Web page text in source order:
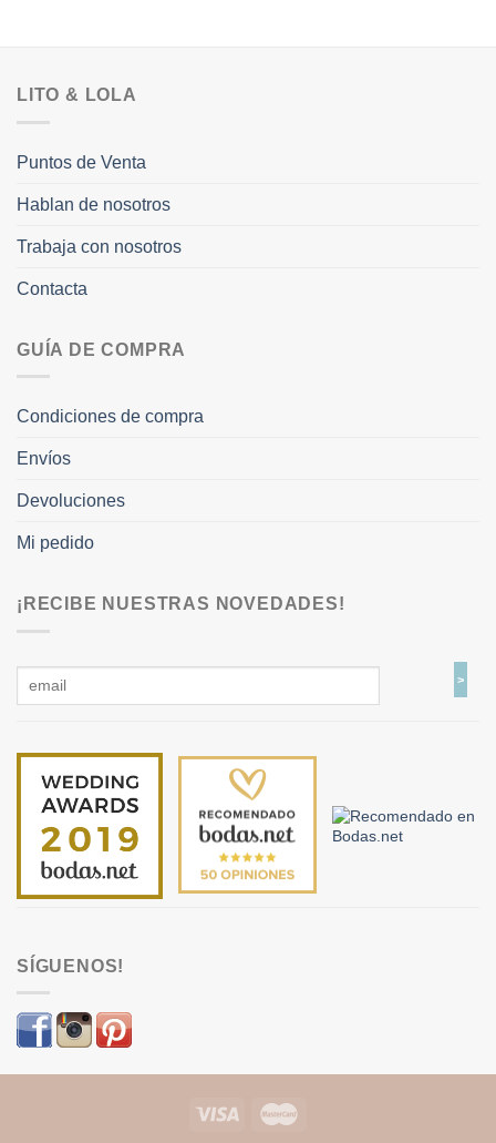
LITO & LOLA
Puntos de Venta
Hablan de nosotros
Trabaja con nosotros
Contacta
GUÍA DE COMPRA
Condiciones de compra
Envíos
Devoluciones
Mi pedido
¡RECIBE NUESTRAS NOVEDADES!
SÍGUENOS!